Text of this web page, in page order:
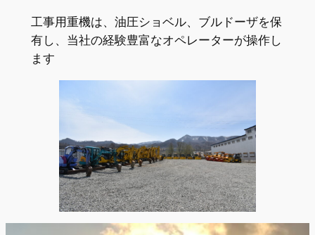
工事用重機は、油圧ショベル、ブルドーザを保
有し、当社の経験豊富なオペレーターが操作し
ます